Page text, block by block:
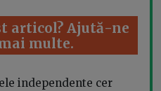
articol? Ajută-ne
multe.
independente cer